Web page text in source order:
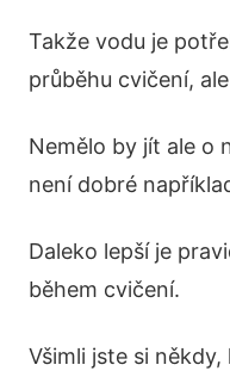
Takže vodu je
průběhu cvičení,
Nemělo by jít ale o
není dobré
Daleko lepší je
během cvičení.
Všimli jste si